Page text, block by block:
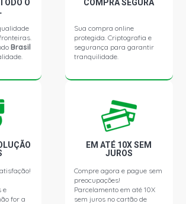
O
Brasil
COMPRA SEGURA
Sua compra online
protegida. Criptografia e
segurança para garantir
tranquilidade.
e
for a
EM ATÉ 10X SEM
JUROS
Compre agora e pague sem
preocupações!
Parcelamento em até 10X
sem juros no cartão de